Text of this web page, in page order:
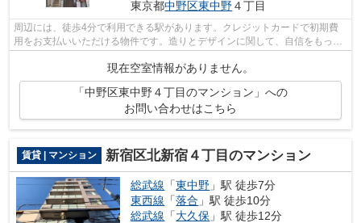
東京都中野区東中野４丁目
周辺には、徒歩4分で利用できる駅があります。クレジットカードで初期費
用をお支払いいただける物件です。造りとデザインに関して、自信をもって
現在空室情報がありません。
「中野区東中野４丁目のマンション」への
お問い合わせはこちら
賃貸 | マンション 新宿区北新宿４丁目のマンション
総武線 「東中野 」駅 徒歩7分
東西線 「落合 」駅 徒歩10分
総武線 「大久保 」駅 徒歩12分